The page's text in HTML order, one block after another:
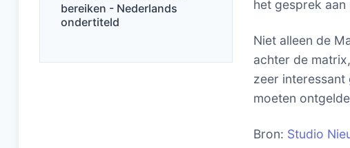
bereiken - Nederlands
ondertiteld
het gesprek
Niet alleen de
achter de
zeer interessant
moeten
Bron: Studio